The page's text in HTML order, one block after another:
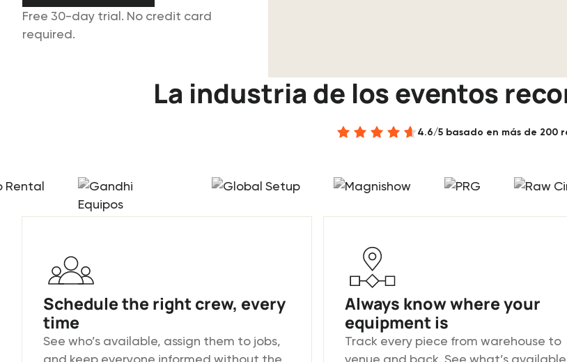
Free 30-day trial. No credit card
required.
La industria de los eventos
4.6/5 basado en más de 200
Schedule the right crew, every
time
See who’s available, assign them to jobs,
and keep everyone informed without the
Always know where your
equipment is
Track every piece from warehouse to
venue and back. See what’s